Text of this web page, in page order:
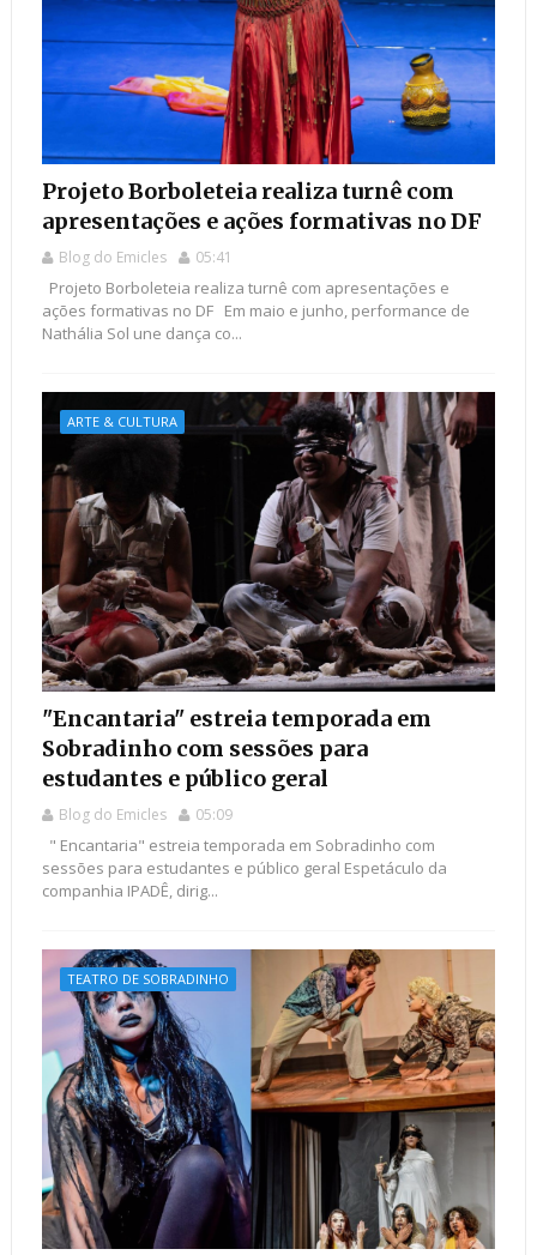
Projeto Borboleteia realiza turnê com
apresentações e ações formativas no DF
Blog do Emicles 05:41
Projeto Borboleteia realiza turnê com apresentações e
ações formativas no DF Em maio e junho, performance de
Nathália Sol une dança co...
ARTE & CULTURA
"Encantaria" estreia temporada em
Sobradinho com sessões para
estudantes e público geral
Blog do Emicles 05:09
" Encantaria" estreia temporada em Sobradinho com
sessões para estudantes e público geral Espetáculo da
companhia IPADÊ, dirig...
TEATRO DE SOBRADINHO